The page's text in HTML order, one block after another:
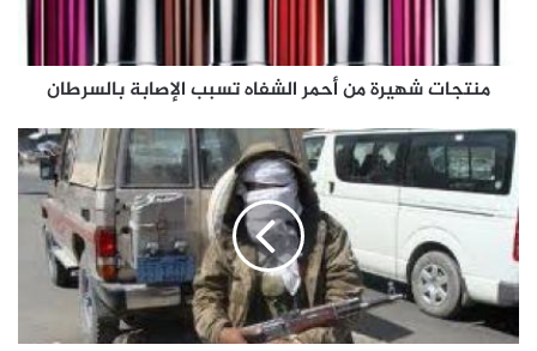
منتجات شهيرة من أحمر الشفاه تسبب الإصابة بالسرطان